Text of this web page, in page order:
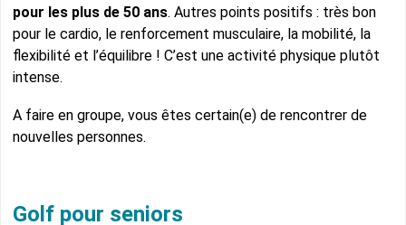
pour les plus de 50 ans. Autres points positifs : très bon
pour le cardio, le renforcement musculaire, la mobilité, la
flexibilité et l’équilibre ! C’est une activité physique plutôt
intense.
A faire en groupe, vous êtes certain(e) de rencontrer de
nouvelles personnes.
Golf pour seniors